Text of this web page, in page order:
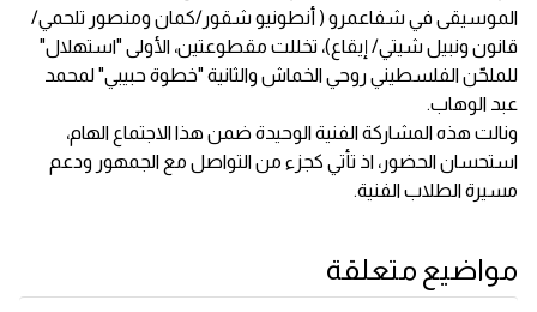
الموسيقى في شفاعمرو ( أنطونيو شقور/كمان ومنصور تلحمي/
قانون ونبيل شيتي/ إيقاع)، تخللت مقطوعتين، الأولى "استهلال"
للملحّن الفلسطيني روحي الخماش والثانية "خطوة حبيبي" لمحمد
عبد الوهاب.
ونالت هذه المشاركة الفنية الوحيدة ضمن هذا الاجتماع الهام،
استحسان الحضور، اذ تأتي كجزء من التواصل مع الجمهور ودعم
مسيرة الطلاب الفنية.
مواضيع متعلقة